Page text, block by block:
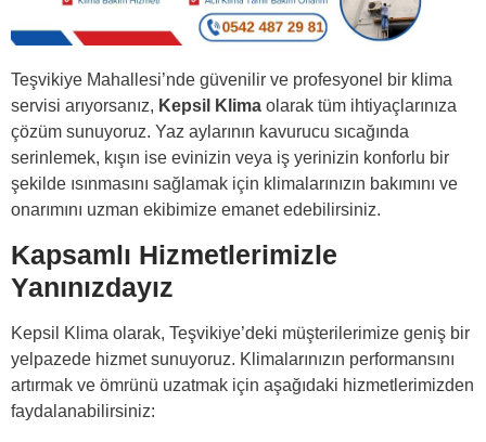
Teşvikiye Mahallesi’nde güvenilir ve profesyonel bir klima
servisi arıyorsanız, Kepsil Klima olarak tüm ihtiyaçlarınıza
çözüm sunuyoruz. Yaz aylarının kavurucu sıcağında
serinlemek, kışın ise evinizin veya iş yerinizin konforlu bir
şekilde ısınmasını sağlamak için klimalarınızın bakımını ve
onarımını uzman ekibimize emanet edebilirsiniz.
Kapsamlı Hizmetlerimizle
Yanınızdayız
Kepsil Klima olarak, Teşvikiye’deki müşterilerimize geniş bir
yelpazede hizmet sunuyoruz. Klimalarınızın performansını
artırmak ve ömrünü uzatmak için aşağıdaki hizmetlerimizden
faydalanabilirsiniz: